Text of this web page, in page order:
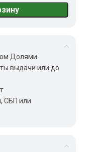
Долями
выдачи или до
СБП или